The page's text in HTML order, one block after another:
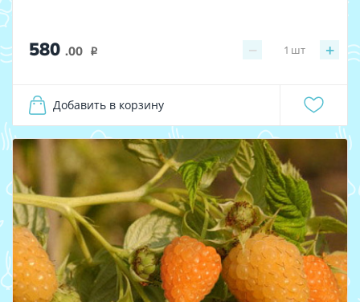
580 .00 i − +
1 шт
Добавить в корзину